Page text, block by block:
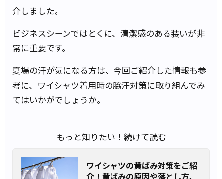
介しました。
ビジネスシーンではとくに、清潔感のある装いが非
常に重要です。
夏場の汗が気になる方は、今回ご紹介した情報も参
考に、ワイシャツ着用時の脇汗対策に取り組んでみ
てはいかがでしょうか。
もっと知りたい！続けて読む
ワイシャツの黄ばみ対策をご紹
介！黄ばみの原因や落とし方、